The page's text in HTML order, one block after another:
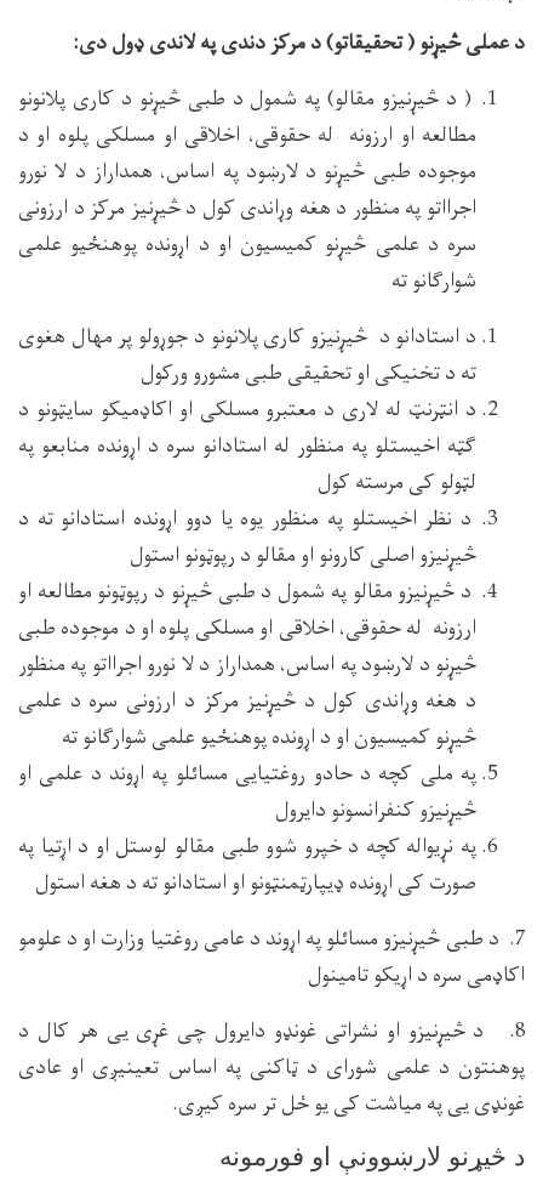
د عملی څیړنو ( تحقیقاتو) د مرکز دندی په لاندی ډول دی:
( د څیړنیزو مقالو) په شمول د طبی څیړنو د کاری پلانونو
مطالعه او ارزونه له حقوقی، اخلاقی او مسلکی پلوه او د
موجوده طبی څیړنو د لارښود په اساس، همداراز د لا نورو
اجرااتو په منظور د هغه وړاندی کول د څیړنیز مرکز د ارزونی
سره د علمی څیړنو کمیسیون او د اړونده پوهنځیو علمی
شوارګانو ته
د استادانو د څیړنیزو کاری پلانونو د جوړولو پر مهال هغوی
ته د تخنیکی او تحقیقی طبی مشورو ورکول
د انټرنټ له لاری د معتبرو مسلکی او اکاډمیکو سایټونو د
ګټه اخیستلو په منظور له استادانو سره د اړونده منابعو په
لټولو کی مرسته کول
د نظر اخیستلو په منظور یوه یا دوو اړونده استادانو ته د
څیړنیزو اصلی کارونو او مقالو د رپوټونو استول
د څیړنیزو مقالو په شمول د طبی څیړنو د رپوټونو مطالعه او
ارزونه له حقوقی، اخلاقی او مسلکی پلوه او د موجوده طبی
څیړنو د لارښود په اساس، همداراز د لا نورو اجرااتو په منظور
د هغه وړاندی کول د څیړنیز مرکز د ارزونی سره د علمی
څیړنو کمیسیون او د اړونده پوهنځیو علمی شوارګانو ته
په ملی کچه د حادو روغتیایی مسائلو په اړوند د علمی او
څیړنیزو کنفرانسونو دایرول
په نړیواله کچه د خپرو شوو طبی مقالو لوستل او د اړتیا په
صورت کی اړونده ډیپارټمنټونو او استادانو ته د هغه استول
7. د طبی څیړنیزو مسائلو په اړوند د عامی روغتیا وزارت او د علومو
اکاډمی سره د اړیکو تامینول
8. د څیړنیزو او نشراتی غونډو دایرول چی غړی یی هر کال د
پوهنتون د علمی شورای د ټاکنی په اساس تعینیږی او عادی
غونډی یی په میاشت کی یو ځل تر سره کیږی.
د څیړنو لارښوونې او فورمونه